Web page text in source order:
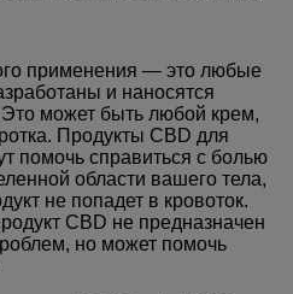
применения — это любые
и наносятся
может быть любой крем,
Продукты CBD для
помочь справиться с болью
области вашего тела,
не попадет в кровоток.
CBD не предназначен
но может помочь